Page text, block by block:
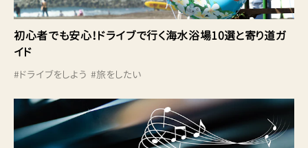
初心者でも安心！ドライブで行く海水浴場10選と寄り道ガ
イド
#ドライブをしよう #旅をしたい